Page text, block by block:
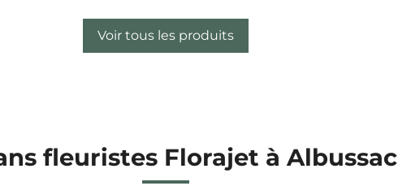
Voir tous les produits
fleuristes Florajet à Albussac